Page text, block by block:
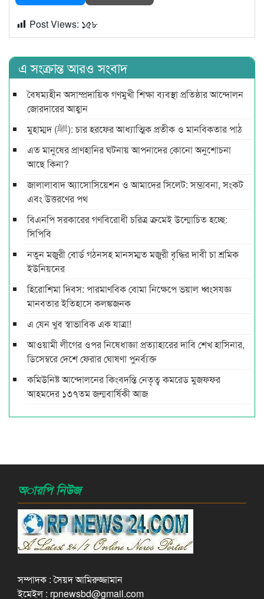
Post Views: ১৫৮
এ সংক্রান্ত আরও সংবাদ
বৈষম্যহীন অসাম্প্রদায়িক গণমুখী শিক্ষা ব্যবস্থা প্রতিষ্ঠার আন্দোলন
জোরদারের আহ্বান
মুহাম্মদ (ﷺ): চার হরফের আধ্যাত্মিক প্রতীক ও মানবিকতার পাঠ
এত মানুষের প্রাণহানির ঘটনায় আপনাদের কোনো অনুশোচনা
আছে কিনা?
জালালাবাদ অ্যাসোসিয়েশন ও আমাদের সিলেট: সম্ভাবনা, সংকট
এবং উত্তরণের পথ
বিএনপি সরকারের গণবিরোধী চরিত্র ক্রমেই উন্মোচিত হচ্ছে:
সিপিবি
নতুন মজুরী বোর্ড গঠনসহ মানসম্মত মজুরী বৃদ্ধির দাবী চা শ্রমিক
ইউনিয়নের
হিরোশিমা দিবস: পারমাণবিক বোমা নিক্ষেপে ভয়াল ধ্বংসযজ্ঞ
মানবতার ইতিহাসে কলঙ্কজনক
এ যেন খুব স্বাভাবিক এক যাত্রা!
আওয়ামী লীগের ওপর নিষেধাজ্ঞা প্রত্যাহারের দাবি শেখ হাসিনার,
ডিসেম্বরে দেশে ফেরার ঘোষণা পুনর্ব্যক্ত
কমিউনিষ্ট আন্দোলনের কিংবদন্তি নেতৃত্ব কমরেড মুজফ্ফর
আহমদের ১৩৭তম জন্মবার্ষিকী আজ
অারপি নিউজ
সম্পাদক : সৈয়দ আমিরুজ্জামান
ইমেইল : rpnewsbd@gmail.com